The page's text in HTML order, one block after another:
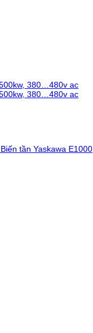
tần Yaskawa E1000